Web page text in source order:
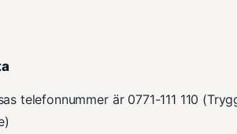
telefonnummer är 0771-111 110